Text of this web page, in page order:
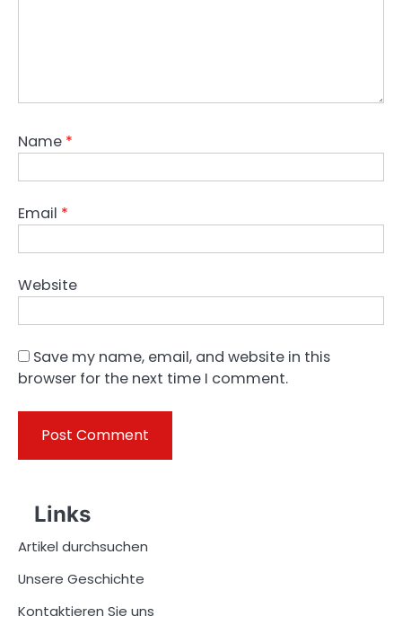
Name *
Email *
Website
Save my name, email, and website in this
browser for the next time I comment.
Links
Artikel durchsuchen
Unsere Geschichte
Kontaktieren Sie uns